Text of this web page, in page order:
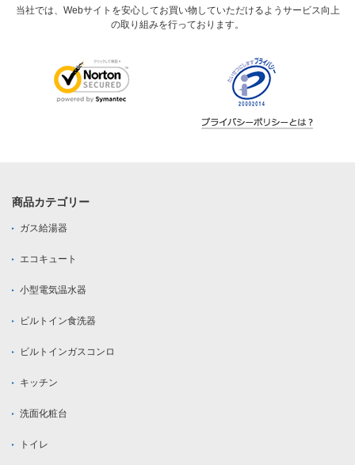
当社では、Webサイトを安心してお買い物していただけるようサービス向上
の取り組みを行っております。
商品カテゴリー
ガス給湯器
エコキュート
小型電気温水器
ビルトイン食洗器
ビルトインガスコンロ
キッチン
洗面化粧台
トイレ